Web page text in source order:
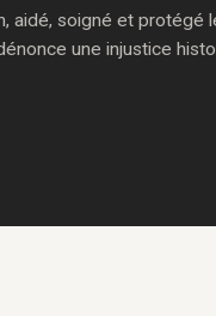
aidé, soigné et protégé
une injustice